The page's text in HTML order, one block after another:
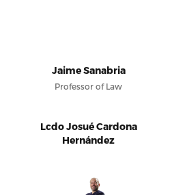
Jaime Sanabria
Professor of Law
Lcdo Josué Cardona
Hernández